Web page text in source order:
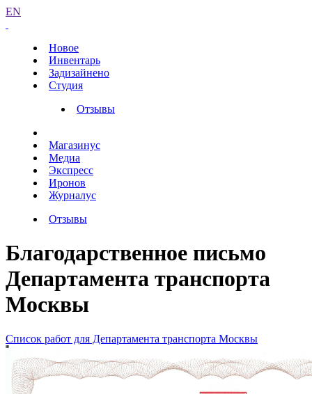
EN
Новое
Инвентарь
Задизайнено
Студия
Отзывы
Магазинус
Медиа
Экспресс
Иронов
Журналус
Отзывы
Благодарственное письмо
Департамента транспорта
Москвы
Список работ для Департамента транспорта Москвы